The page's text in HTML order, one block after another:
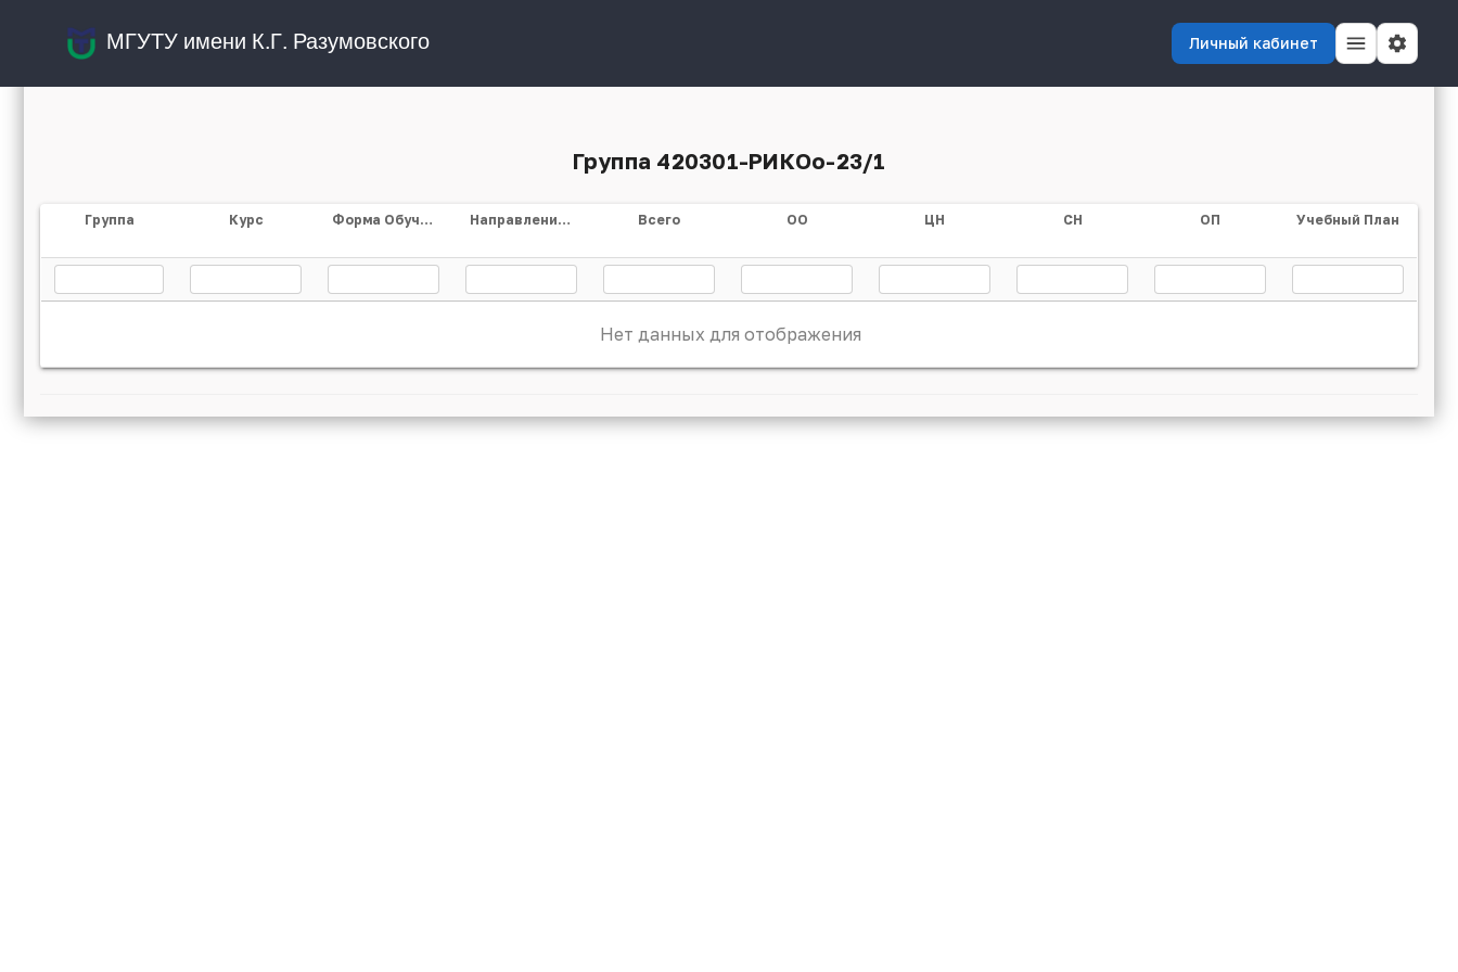
МГУТУ имени К.Г. Разумовского Личный кабинет
Группа 420301-РИКОо-23/1
Группа Курс Форма Обучения Направление/специальность Всего ОО ЦН СН ОП Учебный План
Нет данных для отображения